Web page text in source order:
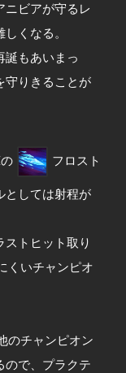
ニビアが守るレ
くなる。
誕もあいまっ
守りきることが
フロスト
としては射程が
トヒット取り
くいチャンピオ
のチャンピオン
ので、プラクテ